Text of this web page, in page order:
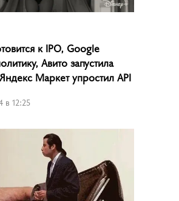
к IPO, Google
Авито запустила
Маркет упростил API
в 12:25